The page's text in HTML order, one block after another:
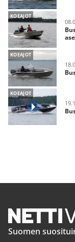
KOEAJOT
KOEAJOT
KOEAJOT
Suomen